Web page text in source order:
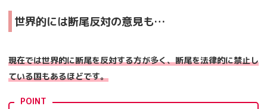
世界的には断尾反対の意見も…
現在では世界的に断尾を反対する方が多く、断尾を法律的に禁止し
ている国もあるほどです。
POINT